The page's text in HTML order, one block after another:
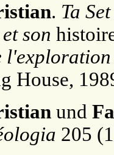
. Ta
son
House,
und
205